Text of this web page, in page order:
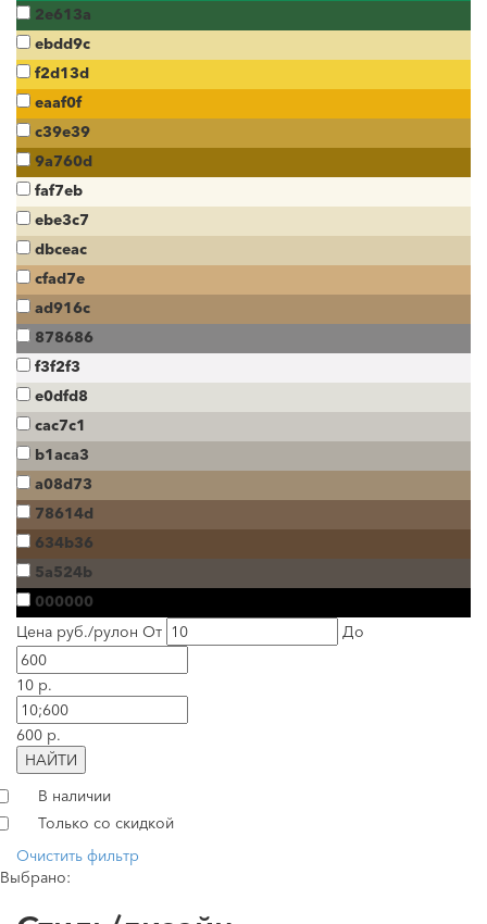
2e613a
ebdd9c
f2d13d
eaaf0f
c39e39
9a760d
faf7eb
ebe3c7
dbceac
cfad7e
ad916c
878686
f3f2f3
e0dfd8
cac7c1
b1aca3
a08d73
78614d
634b36
5a524b
000000
Цена руб./рулон От До
10 р.
600 р.
НАЙТИ
В наличии
Только со скидкой
Очистить фильтр
Выбрано: